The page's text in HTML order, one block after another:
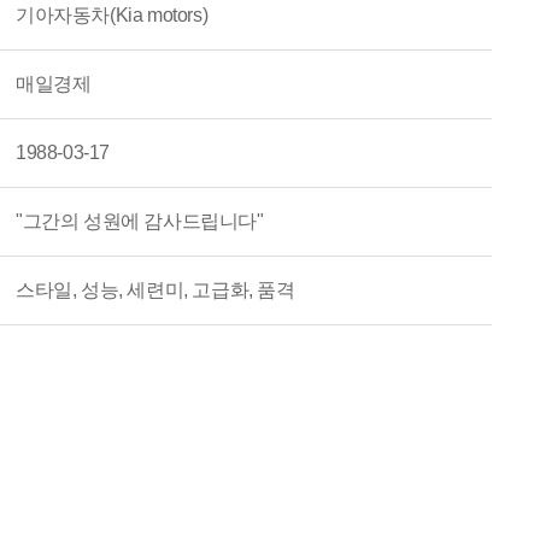
기아자동차(Kia motors)
매일경제
1988-03-17
"그간의 성원에 감사드립니다"
스타일, 성능, 세련미, 고급화, 품격